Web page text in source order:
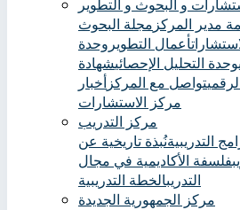
و البحوث و التطوير
مدير المركز مجلة البحوث
أعمال التطوير وحدة
وحدة التحليل الإحصائيشهادة
تواصل مع المركزأخبار
مركز الاستشارات
مركز التدريب
التدريبيةنُبذة تاريخية عن
فلسفة الأكاديمية في مجال
التدريبالخطة التدريبية
مركز الجمهورية الجديدة